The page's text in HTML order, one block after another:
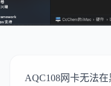
AQC108网卡无法